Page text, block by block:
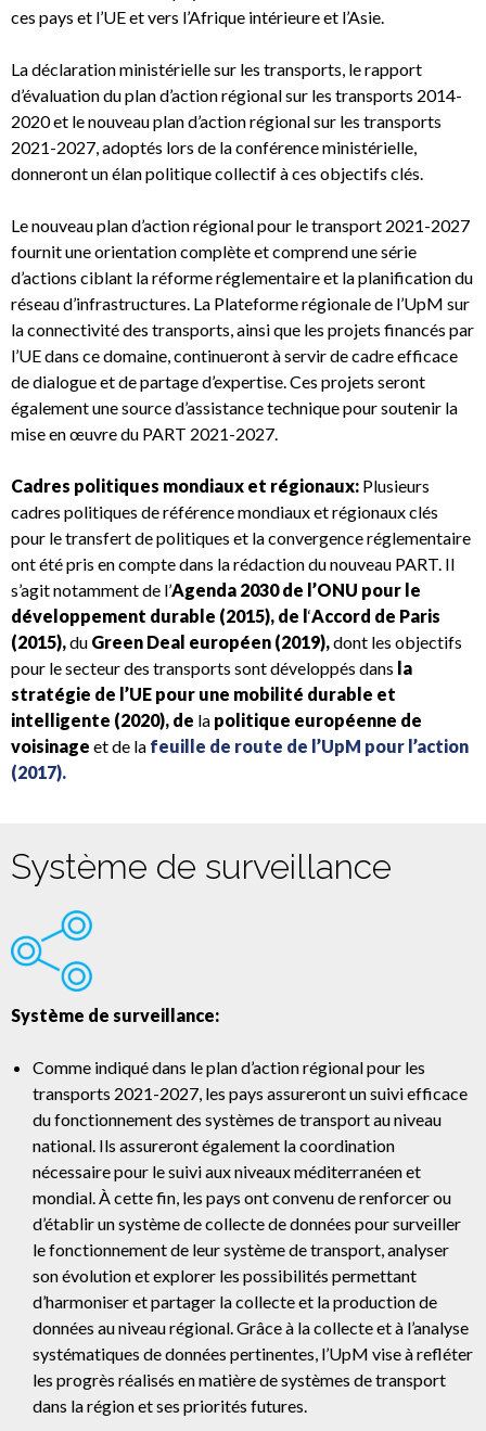
ces pays et l’UE et vers l’Afrique intérieure et l’Asie.
La déclaration ministérielle sur les transports, le rapport
d’évaluation du plan d’action régional sur les transports 2014-
2020 et le nouveau plan d’action régional sur les transports
2021-2027, adoptés lors de la conférence ministérielle,
donneront un élan politique collectif à ces objectifs clés.
Le nouveau plan d’action régional pour le transport 2021-2027
fournit une orientation complète et comprend une série
d’actions ciblant la réforme réglementaire et la planification du
réseau d’infrastructures. La Plateforme régionale de l’UpM sur
la connectivité des transports, ainsi que les projets financés par
l’UE dans ce domaine, continueront à servir de cadre efficace
de dialogue et de partage d’expertise. Ces projets seront
également une source d’assistance technique pour soutenir la
mise en œuvre du PART 2021-2027.
Cadres politiques mondiaux et régionaux: Plusieurs
cadres politiques de référence mondiaux et régionaux clés
pour le transfert de politiques et la convergence réglementaire
ont été pris en compte dans la rédaction du nouveau PART. Il
s’agit notamment de l’Agenda 2030 de l’ONU pour le
développement durable (2015), de l‘Accord de Paris
(2015),du Green Deal européen (2019),dont les objectifs
pour le secteur des transports sont développés dans la
stratégie de l’UE pour une mobilité durable et
intelligente (2020), de la politique européenne de
voisinage et de la feuille de route de l’UpM pour l’action
(2017).
Système de surveillance
Système de surveillance:
Comme indiqué dans le plan d’action régional pour les
transports 2021-2027, les pays assureront un suivi efficace
du fonctionnement des systèmes de transport au niveau
national. Ils assureront également la coordination
nécessaire pour le suivi aux niveaux méditerranéen et
mondial. À cette fin, les pays ont convenu de renforcer ou
d’établir un système de collecte de données pour surveiller
le fonctionnement de leur système de transport, analyser
son évolution et explorer les possibilités permettant
d’harmoniser et partager la collecte et la production de
données au niveau régional. Grâce à la collecte et à l’analyse
systématiques de données pertinentes, l’UpM vise à refléter
les progrès réalisés en matière de systèmes de transport
dans la région et ses priorités futures.